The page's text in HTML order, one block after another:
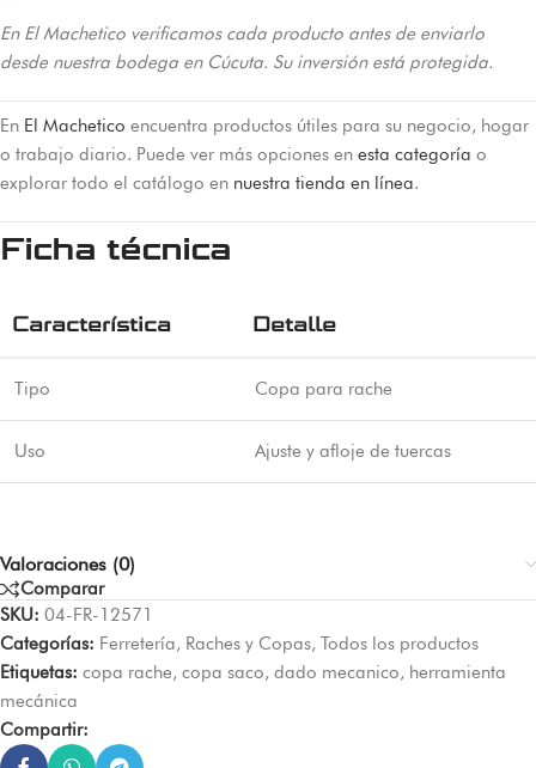
En El Machetico verificamos cada producto antes de enviarlo
desde nuestra bodega en Cúcuta. Su inversión está protegida.
En El Machetico encuentra productos útiles para su negocio, hogar
o trabajo diario. Puede ver más opciones en esta categoría o
explorar todo el catálogo en nuestra tienda en línea.
Ficha técnica
Característica Detalle
Tipo Copa para rache
Uso Ajuste y afloje de tuercas
Valoraciones (0)
Comparar
SKU: 04-FR-12571
Categorías: Ferretería, Raches y Copas, Todos los productos
Etiquetas: copa rache, copa saco, dado mecanico, herramienta
mecánica
Compartir: